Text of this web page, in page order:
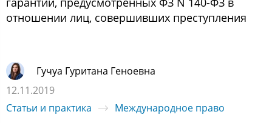
отношении лиц, совершивших преступления
Гучуа Гуритана Геноевна
12.11.2019
Статьи и практика
Международное право